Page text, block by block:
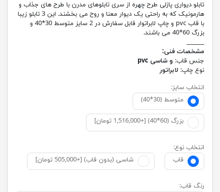
تابلو دیواری پازلی طرح چهره از سری تابلوهای مدرن با طرح های جذاب و
هارمونیک که به راحتی یک دیوار معنا و روح می بخشند. این 3 تابلو زیبا
با قاب pvc و چاپ لابراتوار قابل سفارش در 2 سایز متوسط 30*40 و
بزرگ 60*40 می باشند.
______
مشخصات فنی:
جنس قاب: و شاسی pvc
نوع چاپ: لابراتور
انتخاب سایز:
متوسط (30*40)
بزرگ (60*40) [+1,516,000 تومان]
انتخاب نوع:
قاب
شاسی (بدون قاب) [+505,000 تومان]
رنگ قاب: